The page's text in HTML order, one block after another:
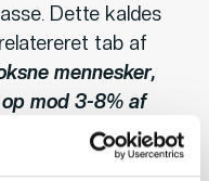
Dette kaldes
tab af
mennesker,
mod 3-8% af
efter de er fyldt